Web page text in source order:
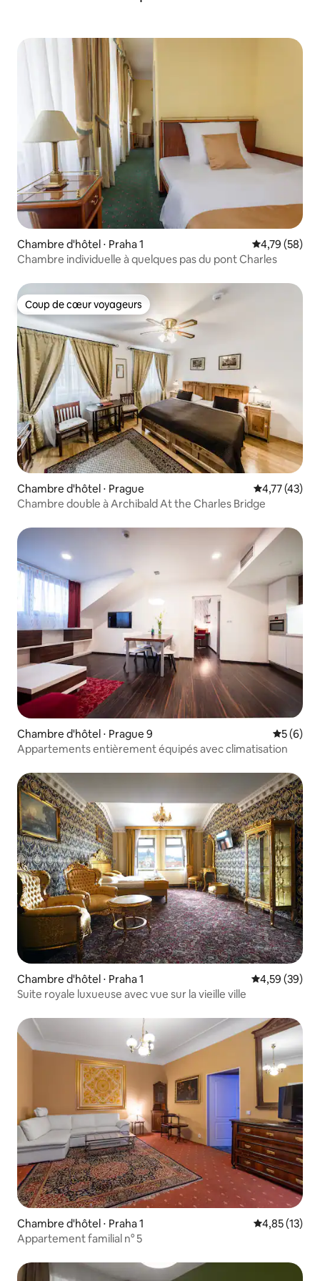
Chambre d'hôtel ⋅ Praha 1 Évaluation
4,79 (58)
Chambre individuelle à quelques pas du pont Charles
Coup de cœur voyageurs
Coup de cœur voyageurs
Chambre d'hôtel ⋅ Prague Évaluation
4,77 (43)
Chambre double à Archibald At the Charles Bridge
Chambre d'hôtel ⋅ Prague 9
5 (6)
Appartements entièrement équipés avec climatisation
Chambre d'hôtel ⋅ Praha 1 Évaluation
4,59 (39)
Suite royale luxueuse avec vue sur la vieille ville
Chambre d'hôtel ⋅ Praha 1 Évaluation
4,85 (13)
Appartement familial n° 5